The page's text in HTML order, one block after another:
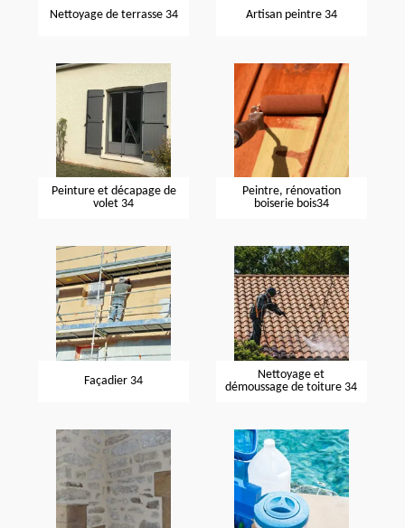
Nettoyage de terrasse 34 Artisan peintre 34
Peinture et décapage de
volet 34
Peintre, rénovation
boiserie bois34
Façadier 34
Nettoyage et
démoussage de toiture 34